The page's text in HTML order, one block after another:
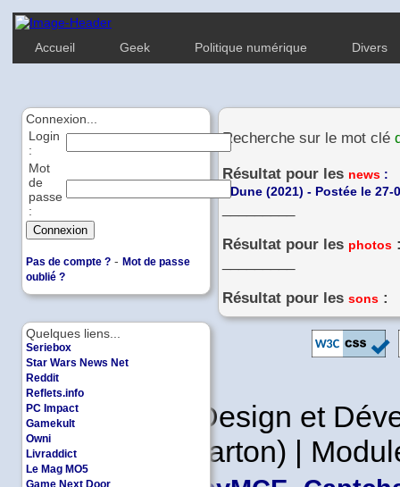
Accueil Geek Politique numérique Divers
Quelques liens...
Seriebox
Star Wars News Net
Reddit
Reflets.info
PC Impact
Gamekult
Owni
Livraddict
Le Mag MO5
Game Next Door
Connexion...
Login
:
Mot
de
passe
:
Pas de compte ? - Mot de passe
oublié ?
Recherche sur le mot clé
Résultat pour les news :
Dune (2021) - Postée le 27-
Résultat pour les photos
Résultat pour les sons :
Copyleft | Design et
Leader en Carton) |